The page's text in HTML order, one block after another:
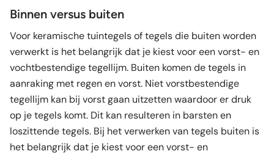
Binnen versus buiten
Voor keramische tuintegels of tegels die buiten worden
verwerkt is het belangrijk dat je kiest voor een vorst- en
vochtbestendige tegellijm. Buiten komen de tegels in
aanraking met regen en vorst. Niet vorstbestendige
tegellijm kan bij vorst gaan uitzetten waardoor er druk
op je tegels komt. Dit kan resulteren in barsten en
loszittende tegels. Bij het verwerken van tegels buiten is
het belangrijk dat je kiest voor een vorst- en